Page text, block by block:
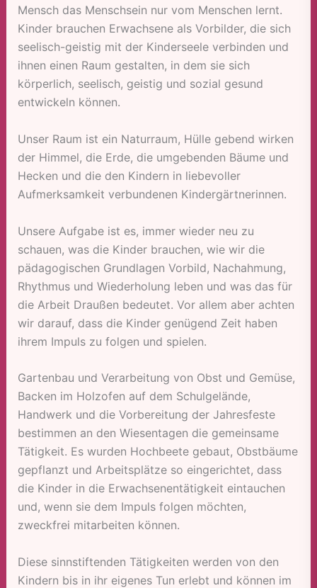
Mensch das Menschsein nur vom Menschen lernt.
Kinder brauchen Erwachsene als Vorbilder, die sich
seelisch-geistig mit der Kinderseele verbinden und
ihnen einen Raum gestalten, in dem sie sich
körperlich, seelisch, geistig und sozial gesund
entwickeln können.
Unser Raum ist ein Naturraum, Hülle gebend wirken
der Himmel, die Erde, die umgebenden Bäume und
Hecken und die den Kindern in liebevoller
Aufmerksamkeit verbundenen Kindergärtnerinnen.
Unsere Aufgabe ist es, immer wieder neu zu
schauen, was die Kinder brauchen, wie wir die
pädagogischen Grundlagen Vorbild, Nachahmung,
Rhythmus und Wiederholung leben und was das für
die Arbeit Draußen bedeutet. Vor allem aber achten
wir darauf, dass die Kinder genügend Zeit haben
ihrem Impuls zu folgen und spielen.
Gartenbau und Verarbeitung von Obst und Gemüse,
Backen im Holzofen auf dem Schulgelände,
Handwerk und die Vorbereitung der Jahresfeste
bestimmen an den Wiesentagen die gemeinsame
Tätigkeit. Es wurden Hochbeete gebaut, Obstbäume
gepflanzt und Arbeitsplätze so eingerichtet, dass
die Kinder in die Erwachsenentätigkeit eintauchen
und, wenn sie dem Impuls folgen möchten,
zweckfrei mitarbeiten können.
Diese sinnstiftenden Tätigkeiten werden von den
Kindern bis in ihr eigenes Tun erlebt und können im